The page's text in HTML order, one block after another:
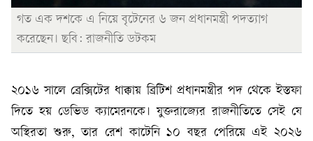
গত এক দশকে এ নিয়ে বৃটেনের ৬ জন প্রধানমন্ত্রী পদত্যাগ
করেছেন। ছবি: রাজনীতি ডটকম
২০১৬ সালে ব্রেক্সিটের ধাক্কায় ব্রিটিশ প্রধানমন্ত্রীর পদ থেকে ইস্তফা
দিতে হয় ডেভিড ক্যামেরনকে। যুক্তরাজ্যের রাজনীতিতে সেই যে
অস্থিরতা শুরু, তার রেশ কাটেনি ১০ বছর পেরিয়ে এই ২০২৬